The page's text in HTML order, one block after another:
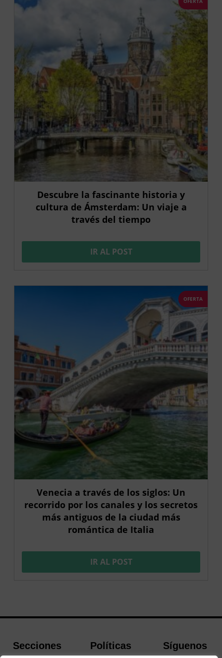
Descubre la fascinante historia y
cultura de Ámsterdam: Un viaje a
través del tiempo
IR AL POST
OFERTA
Venecia a través de los siglos: Un
recorrido por los canales y los secretos
más antiguos de la ciudad más
romántica de Italia
IR AL POST
Secciones Políticas Síguenos